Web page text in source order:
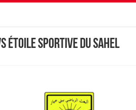
Étoile Sportive du Sahel